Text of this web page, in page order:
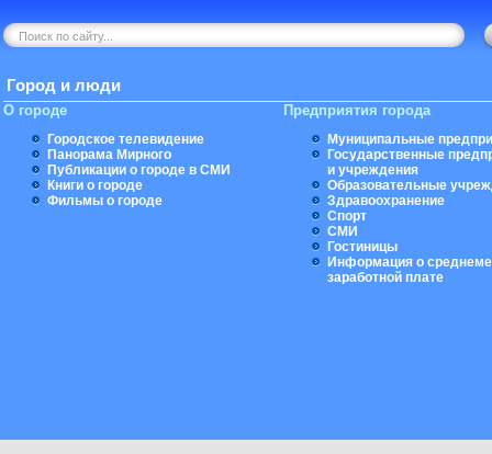
Город и люди
О городе
Городское телевидение
Панорама Мирного
Публикации о городе в СМИ
Книги о городе
Фильмы о городе
Предприятия города
Муниципальные
Государственные
и учреждения
Образовательные
Здравоохранение
Спорт
СМИ
Гостиницы
Информация о
заработной плате